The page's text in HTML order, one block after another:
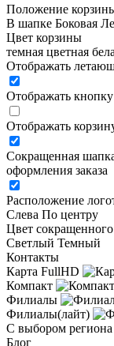
Положение
В шапке Боковая
Цвет корзины
темная цветная
Отображать
Отображать
Отображать
Сокращенная
оформления заказа
Расположение
Cлева По центру
Цвет
Светлый Темный
Контакты
Карта FullHD
Компакт
Филиалы
Филиалы(лайт)
С выбором региона
Блог